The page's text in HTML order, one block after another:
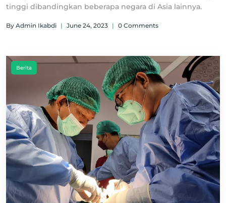
tinggi dibandingkan beberapa negara di Asia lainnya.
By Admin Ikabdi | June 24, 2023 | 0 Comments
Berita